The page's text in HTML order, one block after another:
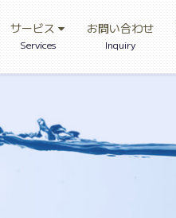
サービス
Services
お問い合わせ
Inquiry